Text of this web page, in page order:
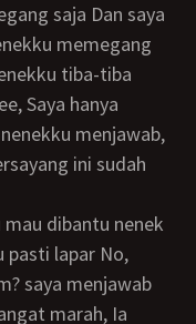
saja Dan saya
memegang
tiba-tiba
Saya hanya
menjawab,
ini sudah
pasti lapar No,
saya menjawab
marah, Ia